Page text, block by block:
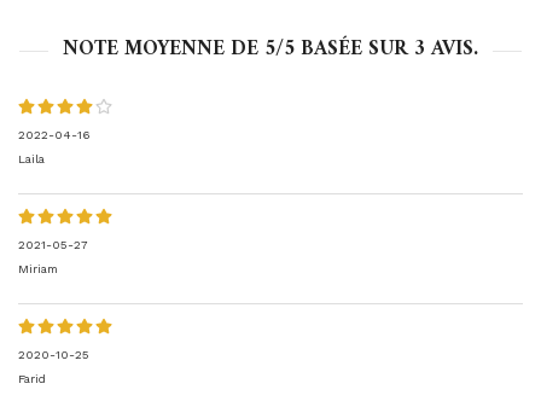
NOTE MOYENNE DE 5/5 BASÉE SUR3AVIS.
2022-04-16
Laila
2021-05-27
Miriam
2020-10-25
Farid